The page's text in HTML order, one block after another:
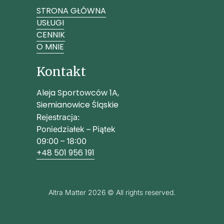
STRONA GŁÓWNA
USŁUGI
CENNIK
O MNIE
Kontakt
Aleja Sportowców 1A,
Siemianowice Śląskie
Rejestracja:
Poniedziałek – Piątek
09:00 – 18:00
+48 501 956 191
Altra Matter 2026 © All rights reserved.